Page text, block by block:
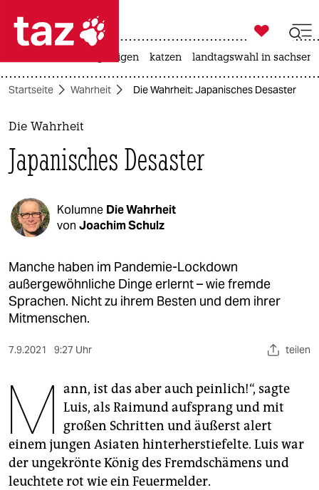
 taz zahl ich
taz zahl ich
themen
politik
öko
gesellschaft
kultur
sport
berlin
nord
wahrheit
verlag
verlag
veranstaltungen

taz zahl ich
bergsteigen katzen landtagswahl in
Startseite Wahrheit Die Wahrheit: Japanisches Desaster
Die Wahrheit
Japanisches Desaster
Kolumne Die Wahrheit
von Joachim Schulz
Manche haben im Pandemie-Lockdown
außergewöhnliche Dinge erlernt – wie fremde
Sprachen. Nicht zu ihrem Besten und dem ihrer
Mitmenschen.
7.9.2021 9:27 Uhr teilen
M ann, ist das aber auch peinlich!“, sagte
Luis, als Raimund aufsprang und mit
großen Schritten und äußerst alert
einem jungen Asiaten hinterherstiefelte. Luis war
der ungekrönte König des Fremdschämens und
leuchtete rot wie ein Feuermelder.